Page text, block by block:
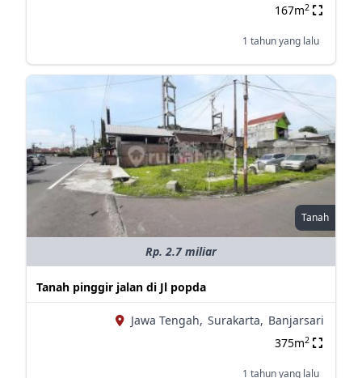
167m2
1 tahun yang lalu
Tanah
Rp. 2.7 miliar
Tanah pinggir jalan di Jl popda
Jawa Tengah, Surakarta, Banjarsari
375m2
1 tahun yang lalu